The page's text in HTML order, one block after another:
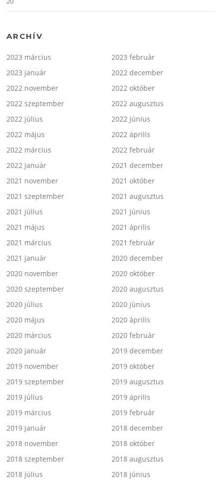
ARCHÍV
2023 március
2023 február
2023 január
2022 december
2022 november
2022 október
2022 szeptember
2022 augusztus
2022 július
2022 június
2022 május
2022 április
2022 március
2022 február
2022 január
2021 december
2021 november
2021 október
2021 szeptember
2021 augusztus
2021 július
2021 június
2021 május
2021 április
2021 március
2021 február
2021 január
2020 december
2020 november
2020 október
2020 szeptember
2020 augusztus
2020 július
2020 június
2020 május
2020 április
2020 március
2020 február
2020 január
2019 december
2019 november
2019 október
2019 szeptember
2019 augusztus
2019 július
2019 április
2019 március
2019 február
2019 január
2018 december
2018 november
2018 október
2018 szeptember
2018 augusztus
2018 július
2018 június